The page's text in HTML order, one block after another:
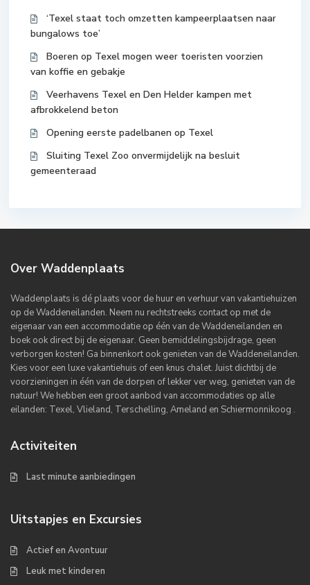
‘Texel staat toch omzetten kampeerplaatsen naar
bungalows toe’
Boeren op Texel mogen weer toeristen voorzien
van koffie en gebakje
Veerhavens Texel en Den Helder kampen met
afbrokkelend beton
Opening eerste padelbanen op Texel
Sluiting Texel Zoo onvermijdelijk na besluit
gemeenteraad
Over Waddenplaats
Waddenplaats is dé plaats voor de huur en verhuur van vakantiehuizen
op de Waddeneilanden. Neem nu rechtstreeks contact op met de
eigenaar van een accommodatie op één van de Waddeneilanden en
boek ook direct bij de eigenaar. Geen bemiddelingsbijdrage, geen
verborgen kosten! Ga binnenkort ook genieten van de Waddeneilanden.
Kies voor een luxe vakantiehuis of een knus chalet. Juist dichtbij de
voorzieningen in één van de dorpen of lekker ver weg, genieten van de
natuur! We hebben een groot aanbod van accommodaties op alle
eilanden: Texel, Vlieland, Terschelling, Ameland en Schiermonnikoog .
Activiteiten
Last minute aanbiedingen
Uitstapjes en Excursies
Actief en Avontuur
Leuk met kinderen